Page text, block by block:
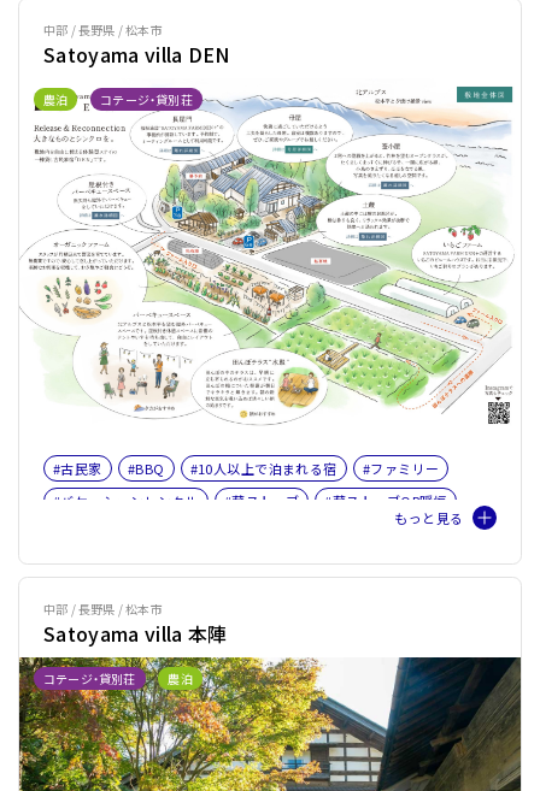
農泊 コテージ・貸別荘
中部 / 長野県 / 松本市
Satoyama villa DEN
#古民家 #BBQ #10人以上で泊まれる宿
#ファミリー
#バケーションレンタル
#薪ストーブ #薪ストーブOR暖炉
コテージ・貸別荘 農泊
中部 / 長野県 / 松本市
Satoyama villa 本陣